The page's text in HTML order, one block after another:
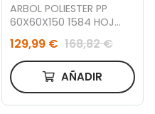
ARBOL POLIESTER PP
60X60X150 1584 HOJ
129,99 € 168,82 €
AÑADIR